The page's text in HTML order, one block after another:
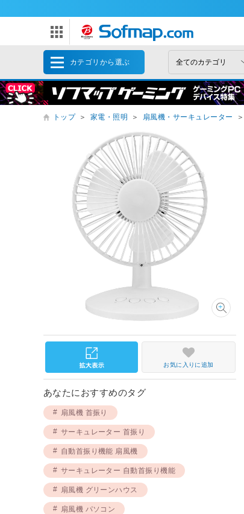
カテゴリから選ぶ
トップ ＞ 家電・照明 ＞ 扇風機・サーキュレーター ＞
お気に入りに追加
あなたにおすすめのタグ
扇風機 首振り
サーキュレーター 首振り
自動首振り機能 扇風機
サーキュレーター 自動首振り機能
扇風機 グリーンハウス
扇風機 パソコン